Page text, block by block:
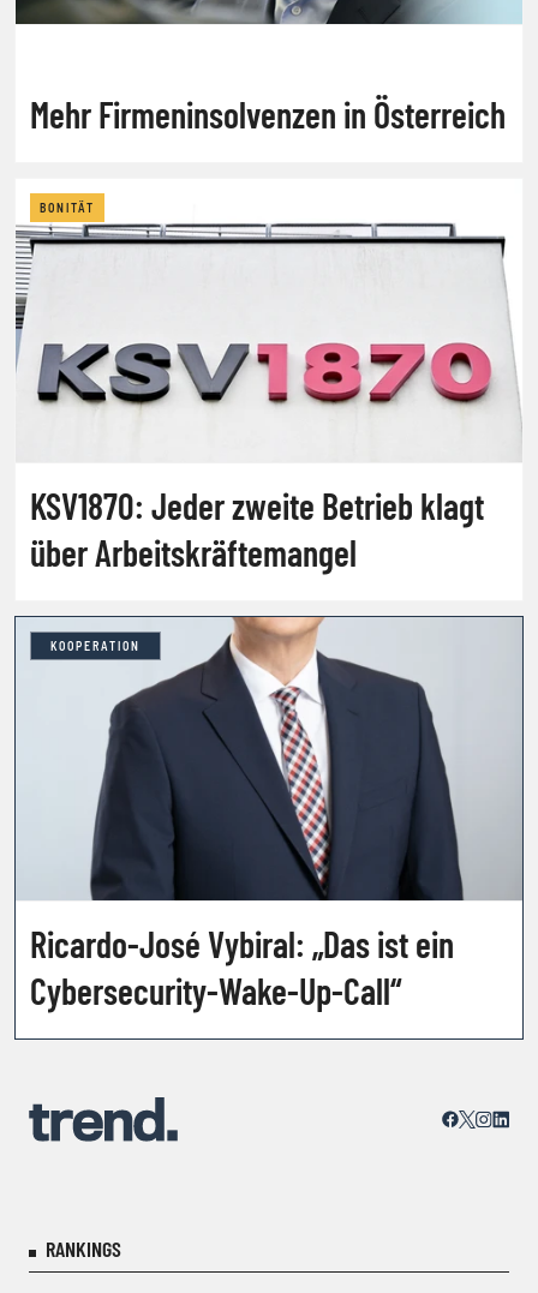
Mehr Firmeninsolvenzen in Österreich
BONITÄT
KSV1870: Jeder zweite Betrieb klagt
über Arbeitskräftemangel
KOOPERATION
Ricardo-José Vybiral: „Das ist ein
Cybersecurity-Wake-Up-Call“
RANKINGS